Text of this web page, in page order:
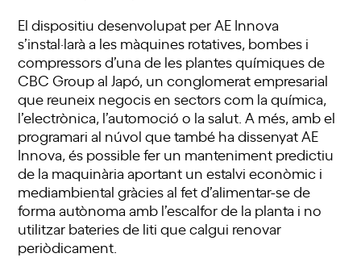
El dispositiu desenvolupat per AE Innova
s’instal·larà a les màquines rotatives, bombes i
compressors d’una de les plantes químiques de
CBC Group al Japó, un conglomerat empresarial
que reuneix negocis en sectors com la química,
l’electrònica, l’automoció o la salut. A més, amb el
programari al núvol que també ha dissenyat AE
Innova, és possible fer un manteniment predictiu
de la maquinària aportant un estalvi econòmic i
mediambiental gràcies al fet d’alimentar-se de
forma autònoma amb l’escalfor de la planta i no
utilitzar bateries de liti que calgui renovar
periòdicament.